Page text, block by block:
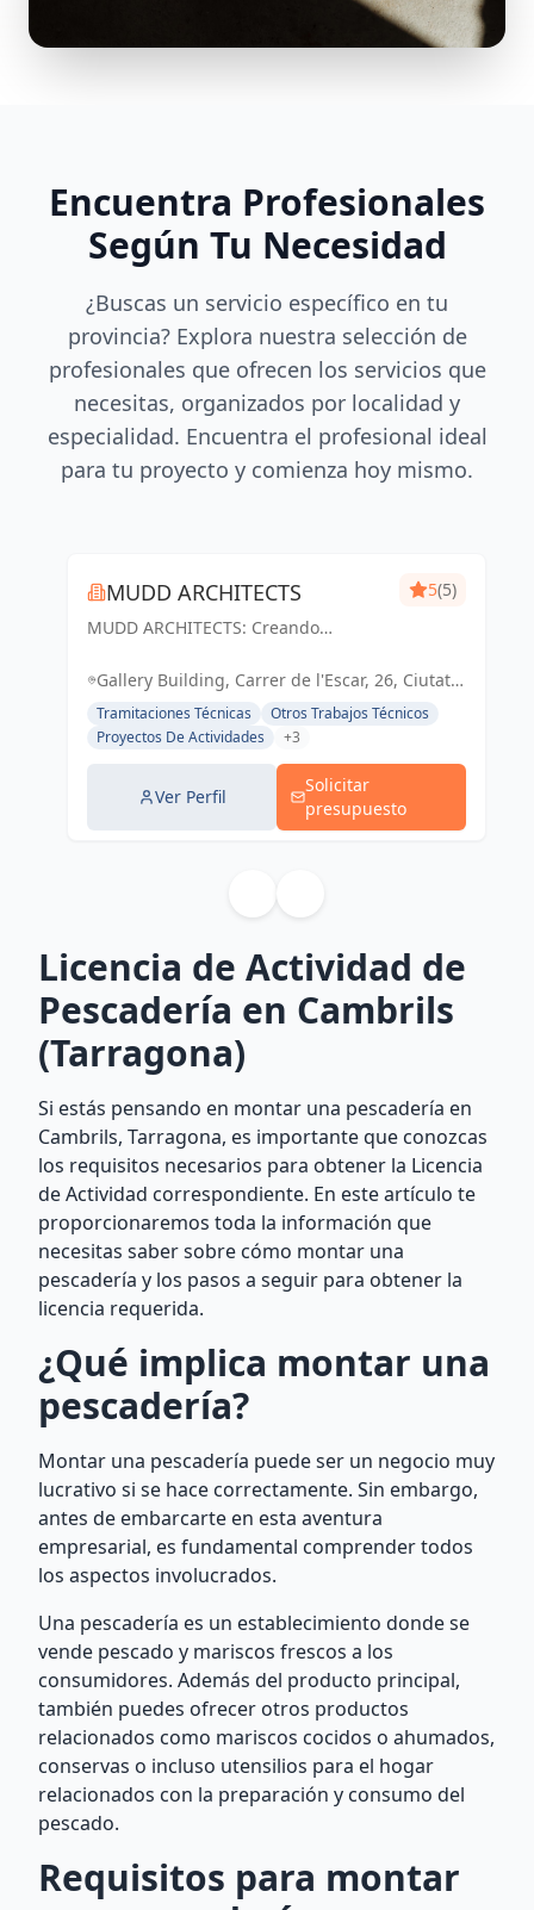
Encuentra Profesionales
Según Tu Necesidad
¿Buscas un servicio específico en tu
provincia? Explora nuestra selección de
profesionales que ofrecen los servicios que
necesitas, organizados por localidad y
especialidad. Encuentra el profesional ideal
para tu proyecto y comienza hoy mismo.
MUDD ARCHITECTS
MUDD ARCHITECTS: Creando
innovador y pasión. Tu visión,
nuestra realidad.
5(5)
Gallery Building, Carrer de l'Escar, 26, Ciutat
Vella, 08039 Barcelona, España, España
Tramitaciones Técnicas
Otros Trabajos Técnicos
Proyectos De Actividades
+3
Ver Perfil
Solicitar
presupuesto
Licencia de Actividad de
Pescadería en Cambrils
(Tarragona)
Si estás pensando en montar una pescadería en
Cambrils, Tarragona, es importante que conozcas
los requisitos necesarios para obtener la Licencia
de Actividad correspondiente. En este artículo te
proporcionaremos toda la información que
necesitas saber sobre cómo montar una
pescadería y los pasos a seguir para obtener la
licencia requerida.
¿Qué implica montar una
pescadería?
Montar una pescadería puede ser un negocio muy
lucrativo si se hace correctamente. Sin embargo,
antes de embarcarte en esta aventura
empresarial, es fundamental comprender todos
los aspectos involucrados.
Una pescadería es un establecimiento donde se
vende pescado y mariscos frescos a los
consumidores. Además del producto principal,
también puedes ofrecer otros productos
relacionados como mariscos cocidos o ahumados,
conservas o incluso utensilios para el hogar
relacionados con la preparación y consumo del
pescado.
Requisitos para montar